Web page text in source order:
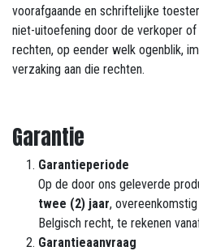
voorafgaande en schriftelijke
niet-uitoefening door de verkoper
rechten, op eender welk ogenblik,
verzaking aan die rechten.
Garantie
Garantieperiode
Op de door ons geleverde
twee (2) jaar,
Belgisch recht, te rekenen
Garantieaanvraag